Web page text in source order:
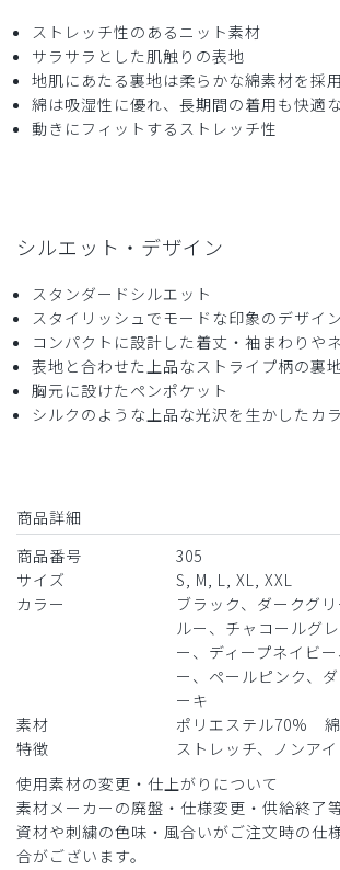
役に立った 0
サイズ感
小さめ
厚さ
とても薄い
サイズ感
質感は非常に良いが筋トレをしている人に
レッチがなくタイトに思います。ただワン
が長くなるので悩ましいところです。スリ
トかと思います。
役に立った 0
年齢: 181-185cm 体重:86kg
サイズ感
大きめ
厚さとても薄い
yutaka勧められて購入してます。
良いと言われたドクター全員チャコールグ
ストレッチ性のあるニット素材
サラサラとした肌触りの表地
地肌にあたる裏地は柔らかな綿素材を採用
綿は吸湿性に優れ、長期間の着用も快適
動きにフィットするストレッチ性
シルエット・デザイン
スタンダードシルエット
スタイリッシュでモードな印象のデザイン
コンパクトに設計した着丈・袖まわりや
表地と合わせた上品なストライプ柄の裏
胸元に設けたペンポケット
シルクのような上品な光沢を生かしたカ
商品詳細
商品番号
305
サイズ
S, M, L, XL, XXL
カラー
ブラック、ダークグ
ルー、チャコールグ
ー、ディープネイビ
ー、ペールピンク、
ーキ
素材
ポリエステル70%
特徴
ストレッチ、ノンア
使用素材の変更・仕上がりについて
素材メーカーの廃盤・仕様変更・供給終了
資材や刺繍の色味・風合いがご注文時の仕
合がございます。